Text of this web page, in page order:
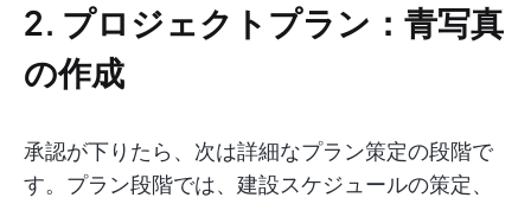
2. プロジェクトプラン：青写真
の作成
承認が下りたら、次は詳細なプラン策定の段階で
す。プラン段階では、建設スケジュールの策定、